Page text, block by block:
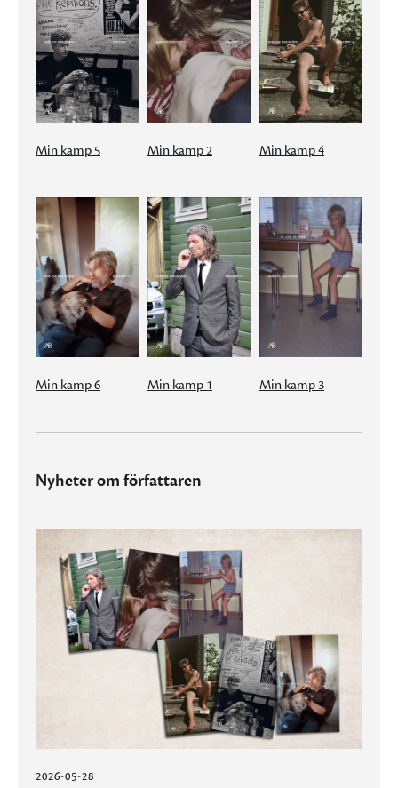
Min kamp 5 Min kamp 2 Min kamp 4
Min kamp 6 Min kamp 1 Min kamp 3
Nyheter om författaren
2026-05-28